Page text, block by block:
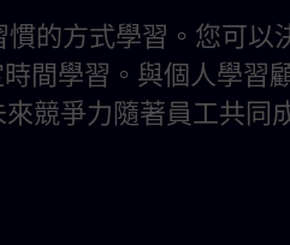
的方式學習。您可以
間學習。與個人學習
競爭力隨著員工共同